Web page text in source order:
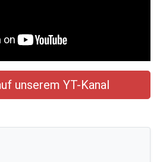
unserem YT-Kanal